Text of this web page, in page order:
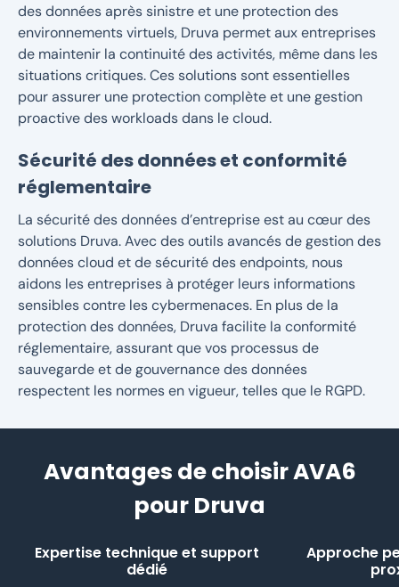
des données après sinistre et une protection des
environnements virtuels, Druva permet aux entreprises
de maintenir la continuité des activités, même dans les
situations critiques. Ces solutions sont essentielles
pour assurer une protection complète et une gestion
proactive des workloads dans le cloud.
Sécurité des données et conformité
réglementaire
La sécurité des données d’entreprise est au cœur des
solutions Druva. Avec des outils avancés de gestion des
données cloud et de sécurité des endpoints, nous
aidons les entreprises à protéger leurs informations
sensibles contre les cybermenaces. En plus de la
protection des données, Druva facilite la conformité
réglementaire, assurant que vos processus de
sauvegarde et de gouvernance des données
respectent les normes en vigueur, telles que le RGPD.
Avantages de choisir AVA6
pour Druva
Expertise technique et support
dédié
Approche